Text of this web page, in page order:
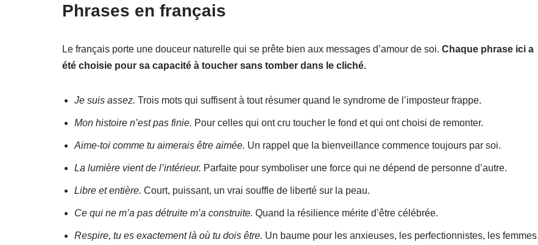
Phrases en français
Le français porte une douceur naturelle qui se prête bien aux messages d’amour de soi. Chaque phrase ici a
été choisie pour sa capacité à toucher sans tomber dans le cliché.
Je suis assez. Trois mots qui suffisent à tout résumer quand le syndrome de l’imposteur frappe.
Mon histoire n’est pas finie. Pour celles qui ont cru toucher le fond et qui ont choisi de remonter.
Aime-toi comme tu aimerais être aimée. Un rappel que la bienveillance commence toujours par soi.
La lumière vient de l’intérieur. Parfaite pour symboliser une force qui ne dépend de personne d’autre.
Libre et entière. Court, puissant, un vrai souffle de liberté sur la peau.
Ce qui ne m’a pas détruite m’a construite. Quand la résilience mérite d’être célébrée.
Respire, tu es exactement là où tu dois être. Un baume pour les anxieuses, les perfectionnistes, les femmes